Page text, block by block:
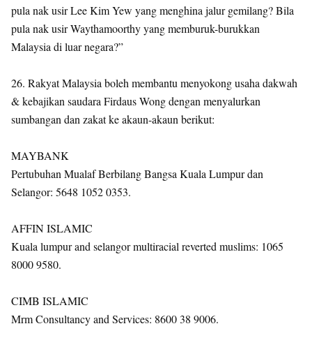
pula nak usir Lee Kim Yew yang menghina jalur gemilang? Bila
pula nak usir Waythamoorthy yang memburuk-burukkan
Malaysia di luar negara?”
26. Rakyat Malaysia boleh membantu menyokong usaha dakwah
& kebajikan saudara Firdaus Wong dengan menyalurkan
sumbangan dan zakat ke akaun-akaun berikut:
MAYBANK
Pertubuhan Mualaf Berbilang Bangsa Kuala Lumpur dan
Selangor: 5648 1052 0353.
AFFIN ISLAMIC
Kuala lumpur and selangor multiracial reverted muslims: 1065
8000 9580.
CIMB ISLAMIC
Mrm Consultancy and Services: 8600 38 9006.